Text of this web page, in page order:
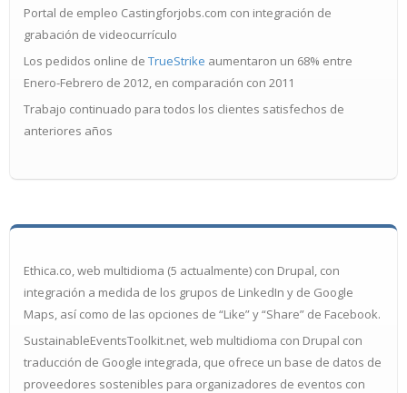
Portal de empleo Castingforjobs.com con integración de
grabación de videocurrículo
Los pedidos online de TrueStrike aumentaron un 68% entre
Enero-Febrero de 2012, en comparación con 2011
Trabajo continuado para todos los clientes satisfechos de
anteriores años
Ethica.co, web multidioma (5 actualmente) con Drupal, con
integración a medida de los grupos de LinkedIn y de Google
Maps, así como de las opciones de “Like” y “Share” de Facebook.
SustainableEventsToolkit.net, web multidioma con Drupal con
traducción de Google integrada, que ofrece un base de datos de
proveedores sostenibles para organizadores de eventos con